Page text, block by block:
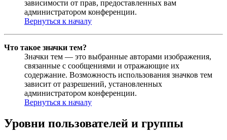
зависимости от прав, предоставленных вам
администратором конференции.
Вернуться к началу
Что такое значки тем?
Значки тем — это выбранные авторами изображения,
связанные с сообщениями и отражающие их
содержание. Возможность использования значков тем
зависит от разрешений, установленных
администратором конференции.
Вернуться к началу
Уровни пользователей и группы